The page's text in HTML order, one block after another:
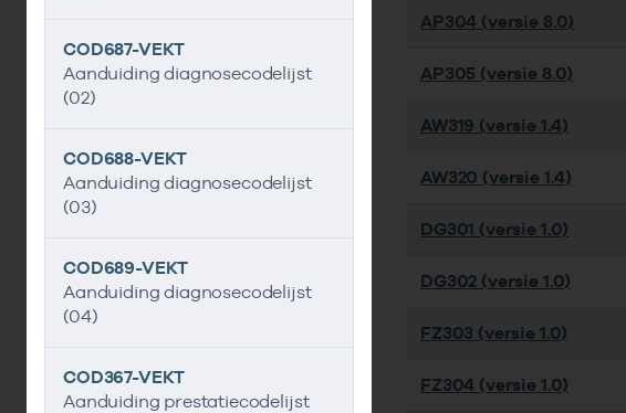
COD687-VEKT
Aanduiding diagnosecodelijst
(02)
COD688-VEKT
Aanduiding diagnosecodelijst
(03)
COD689-VEKT
Aanduiding diagnosecodelijst
(04)
COD367-VEKT
Aanduiding prestatiecodelijst
AP304 (versie 8.0)
AP305 (versie 8.0)
AW319 (versie 1.4)
AW320 (versie 1.4)
DG301 (versie 1.0)
DG302 (versie 1.0)
FZ303 (versie 1.0)
FZ304 (versie 1.0)